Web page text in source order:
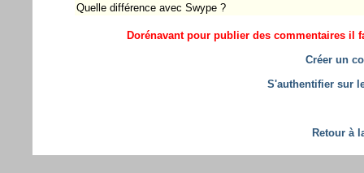
Quelle différence avec Swype ?
Dorénavant pour publier des commentaires il
Créer un
S'authentifier sur
Retour à